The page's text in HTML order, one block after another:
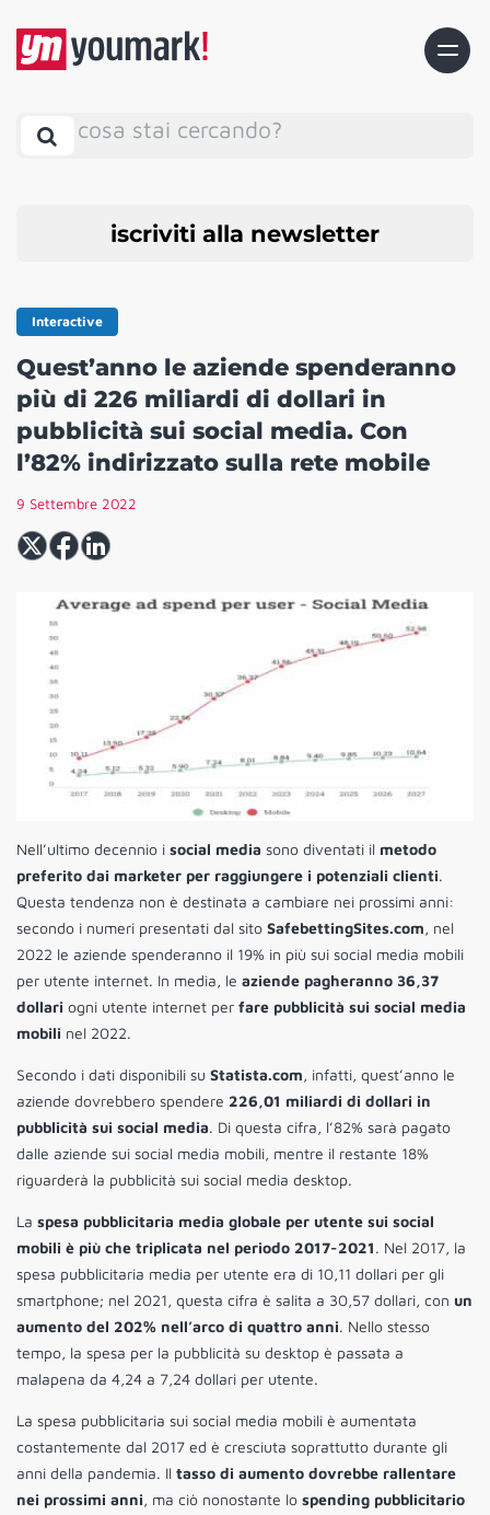
cosa stai cercando?
iscriviti alla newsletter
Interactive
Quest’anno le aziende spenderanno
più di 226 miliardi di dollari in
pubblicità sui social media. Con
l’82% indirizzato sulla rete mobile
9 Settembre 2022
Nell’ultimo decennio i social media sono diventati il metodo
preferito dai marketer per raggiungere i potenziali clienti.
Questa tendenza non è destinata a cambiare nei prossimi anni:
secondo i numeri presentati dal sito SafebettingSites.com, nel
2022 le aziende spenderanno il 19% in più sui social media mobili
per utente internet. In media, le aziende pagheranno 36,37
dollari ogni utente internet per fare pubblicità sui social media
mobili nel 2022.
Secondo i dati disponibili su Statista.com, infatti, quest’anno le
aziende dovrebbero spendere 226,01 miliardi di dollari in
pubblicità sui social media. Di questa cifra, l’82% sarà pagato
dalle aziende sui social media mobili, mentre il restante 18%
riguarderà la pubblicità sui social media desktop.
La spesa pubblicitaria media globale per utente sui social
mobili è più che triplicata nel periodo 2017-2021. Nel 2017, la
spesa pubblicitaria media per utente era di 10,11 dollari per gli
smartphone; nel 2021, questa cifra è salita a 30,57 dollari, con un
aumento del 202% nell’arco di quattro anni. Nello stesso
tempo, la spesa per la pubblicità su desktop è passata a
malapena da 4,24 a 7,24 dollari per utente.
La spesa pubblicitaria sui social media mobili è aumentata
costantemente dal 2017 ed è cresciuta soprattutto durante gli
anni della pandemia. Il tasso di aumento dovrebbe rallentare
nei prossimi anni, ma ciò nonostante lo spending pubblicitario